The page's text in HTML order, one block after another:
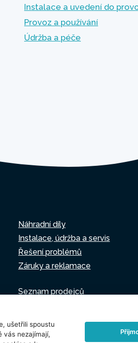
Instalace a uvedení do
Provoz a používání
Údržba a péče
Náhradní díly
Instalace, údržba a servis
Řešení problémů
Záruky a reklamace
Seznam prodejců
Napište nám
ušetřili spoustu
vás nezajímají,